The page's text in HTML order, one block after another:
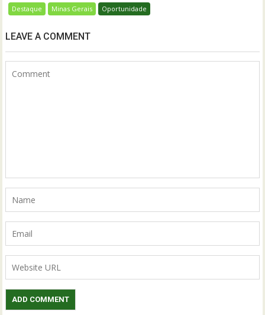
Destaque Minas Gerais Oportunidade
LEAVE A COMMENT